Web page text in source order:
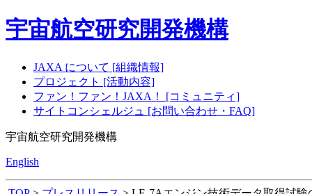
宇宙航空研究開発機構
JAXA について [組織情報]
プロジェクト [活動内容]
ファン！ファン！JAXA！ [コミュニティ]
サイトコンシェルジュ [お問い合わせ・FAQ]
宇宙航空研究開発機構
English